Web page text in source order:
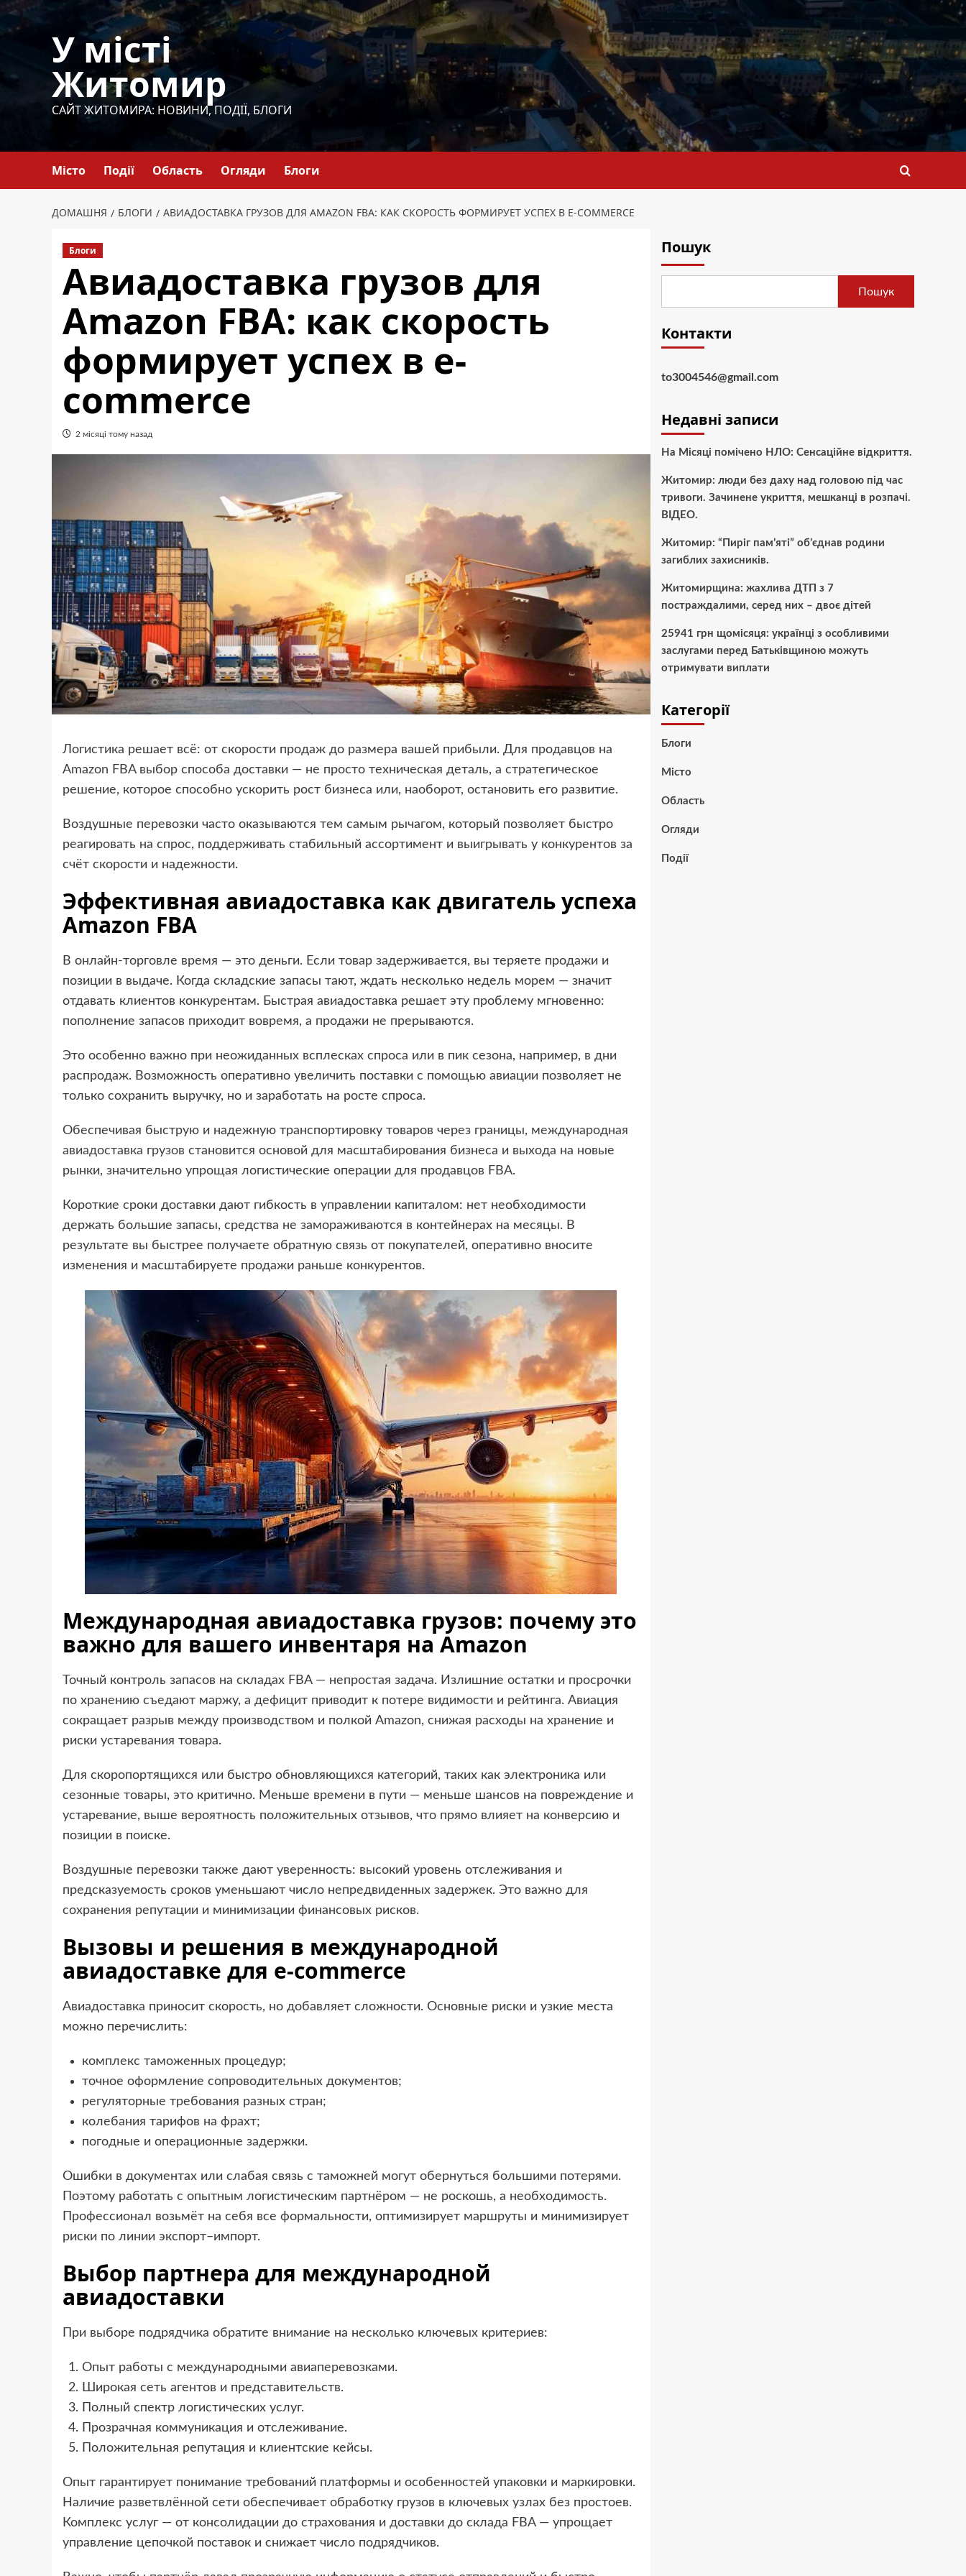
Перейти
У місті
Житомир
САЙТ ЖИТОМИРА: НОВИНИ, ПОДІЇ, БЛОГИ
Місто Події Область Огляди Блоги
ДОМАШНЯ БЛОГИ АВИАДОСТАВКА ГРУЗОВ ДЛЯ AMAZON FBA: КАК СКОРОСТЬ ФОРМИРУЕТ УСПЕХ В E-COMMERCE
Блоги
Авиадоставка грузов для
Amazon FBA: как скорость
формирует успех в e-
commerce
2 місяці тому назад
Логистика решает всё: от скорости продаж до размера вашей прибыли. Для продавцов на
Amazon FBA выбор способа доставки — не просто техническая деталь, а стратегическое
решение, которое способно ускорить рост бизнеса или, наоборот, остановить его развитие.
Воздушные перевозки часто оказываются тем самым рычагом, который позволяет быстро
реагировать на спрос, поддерживать стабильный ассортимент и выигрывать у конкурентов за
счёт скорости и надежности.
Эффективная авиадоставка как двигатель успеха
Amazon FBA
В онлайн-торговле время — это деньги. Если товар задерживается, вы теряете продажи и
позиции в выдаче. Когда складские запасы тают, ждать несколько недель морем — значит
отдавать клиентов конкурентам. Быстрая авиадоставка решает эту проблему мгновенно:
пополнение запасов приходит вовремя, а продажи не прерываются.
Это особенно важно при неожиданных всплесках спроса или в пик сезона, например, в дни
распродаж. Возможность оперативно увеличить поставки с помощью авиации позволяет не
только сохранить выручку, но и заработать на росте спроса.
Обеспечивая быструю и надежную транспортировку товаров через границы, международная
авиадоставка грузов становится основой для масштабирования бизнеса и выхода на новые
рынки, значительно упрощая логистические операции для продавцов FBA.
Короткие сроки доставки дают гибкость в управлении капиталом: нет необходимости
держать большие запасы, средства не замораживаются в контейнерах на месяцы. В
результате вы быстрее получаете обратную связь от покупателей, оперативно вносите
изменения и масштабируете продажи раньше конкурентов.
Международная авиадоставка грузов: почему это
важно для вашего инвентаря на Amazon
Точный контроль запасов на складах FBA — непростая задача. Излишние остатки и просрочки
по хранению съедают маржу, а дефицит приводит к потере видимости и рейтинга. Авиация
сокращает разрыв между производством и полкой Amazon, снижая расходы на хранение и
риски устаревания товара.
Для скоропортящихся или быстро обновляющихся категорий, таких как электроника или
сезонные товары, это критично. Меньше времени в пути — меньше шансов на повреждение и
устаревание, выше вероятность положительных отзывов, что прямо влияет на конверсию и
позиции в поиске.
Воздушные перевозки также дают уверенность: высокий уровень отслеживания и
предсказуемость сроков уменьшают число непредвиденных задержек. Это важно для
сохранения репутации и минимизации финансовых рисков.
Вызовы и решения в международной
авиадоставке для e-commerce
Авиадоставка приносит скорость, но добавляет сложности. Основные риски и узкие места
можно перечислить:
комплекс таможенных процедур;
точное оформление сопроводительных документов;
регуляторные требования разных стран;
колебания тарифов на фрахт;
погодные и операционные задержки.
Ошибки в документах или слабая связь с таможней могут обернуться большими потерями.
Поэтому работать с опытным логистическим партнёром — не роскошь, а необходимость.
Профессионал возьмёт на себя все формальности, оптимизирует маршруты и минимизирует
риски по линии экспорт–импорт.
Выбор партнера для международной
авиадоставки
При выборе подрядчика обратите внимание на несколько ключевых критериев:
Опыт работы с международными авиаперевозками.
Широкая сеть агентов и представительств.
Полный спектр логистических услуг.
Прозрачная коммуникация и отслеживание.
Положительная репутация и клиентские кейсы.
Опыт гарантирует понимание требований платформы и особенностей упаковки и маркировки.
Наличие разветвлённой сети обеспечивает обработку грузов в ключевых узлах без простоев.
Комплекс услуг — от консолидации до страхования и доставки до склада FBA — упрощает
управление цепочкой поставок и снижает число подрядчиков.
Пошук
Пошук
Контакти
to3004546@gmail.com
Недавні записи
На Місяці помічено НЛО: Сенсаційне відкриття.
Житомир: люди без даху над головою під час
тривоги. Зачинене укриття, мешканці в розпачі.
ВІДЕО.
Житомир: “Пиріг пам’яті” об’єднав родини
загиблих захисників.
Житомирщина: жахлива ДТП з 7
постраждалими, серед них – двоє дітей
25941 грн щомісяця: українці з особливими
заслугами перед Батьківщиною можуть
отримувати виплати
Категорії
Блоги
Місто
Область
Огляди
Події